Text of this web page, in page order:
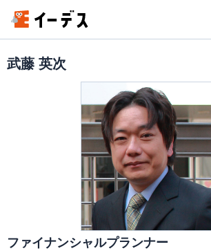
武藤 英次
ファイナンシャルプランナー